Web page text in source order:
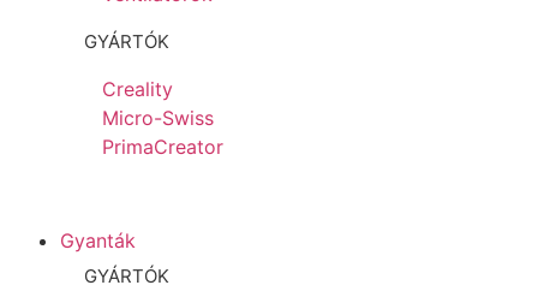
GYÁRTÓK
Creality
Micro-Swiss
PrimaCreator
Gyanták
GYÁRTÓK